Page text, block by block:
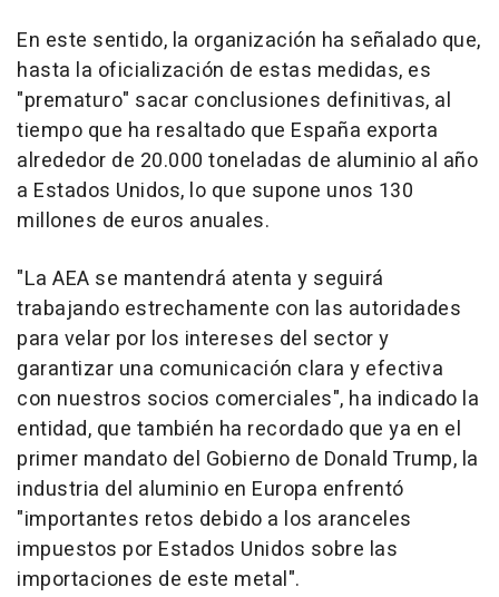
En este sentido, la organización ha señalado que,
hasta la oficialización de estas medidas, es
"prematuro" sacar conclusiones definitivas, al
tiempo que ha resaltado que España exporta
alrededor de 20.000 toneladas de aluminio al año
a Estados Unidos, lo que supone unos 130
millones de euros anuales.
"La AEA se mantendrá atenta y seguirá
trabajando estrechamente con las autoridades
para velar por los intereses del sector y
garantizar una comunicación clara y efectiva
con nuestros socios comerciales", ha indicado la
entidad, que también ha recordado que ya en el
primer mandato del Gobierno de Donald Trump, la
industria del aluminio en Europa enfrentó
"importantes retos debido a los aranceles
impuestos por Estados Unidos sobre las
importaciones de este metal".